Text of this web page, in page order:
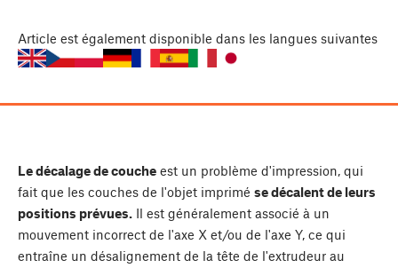
Article est également disponible dans les langues suivantes
Le décalage de couche est un problème d'impression, qui
fait que les couches de l'objet imprimé se décalent de leurs
positions prévues. Il est généralement associé à un
mouvement incorrect de l'axe X et/ou de l'axe Y, ce qui
entraîne un désalignement de la tête de l'extrudeur au